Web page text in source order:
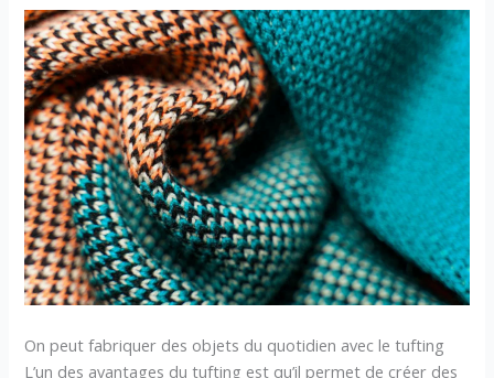
On peut fabriquer des objets du quotidien avec le tufting
L’un des avantages du tufting est qu’il permet de créer des